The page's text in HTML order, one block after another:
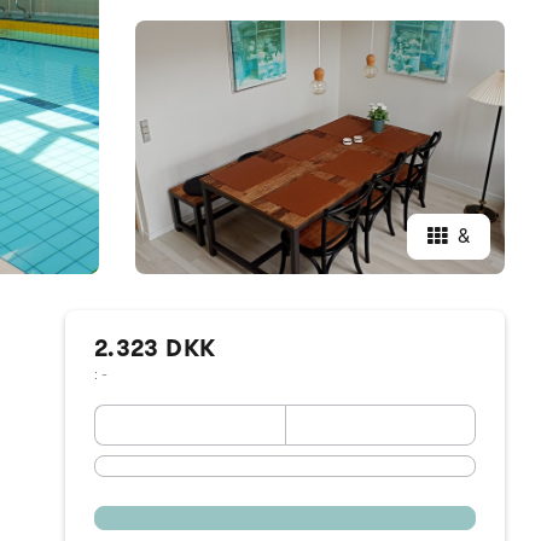
&
2.323 DKK
: -